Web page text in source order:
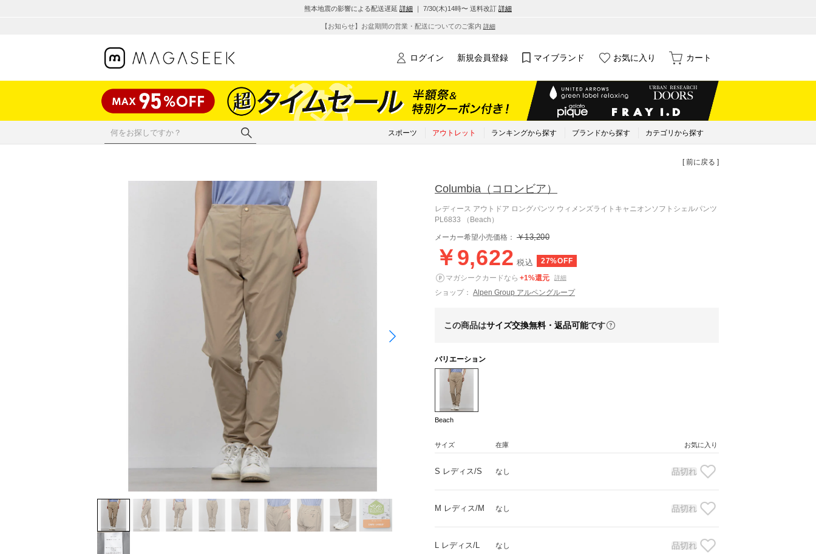
熊本地震の影響による配送遅延 詳細 ｜ 7/30(木)14時〜 送料改訂 詳細
【お知らせ】お盆期間の営業・配送についてのご案内 詳細
ログイン 新規会員登録 マイブランド お気に入り カート
スポーツ アウトレット ランキングから探す ブランドから探す カテゴリから探す
[ 前に戻る ]
Columbia （コロンビア）
レディース アウトドア ロングパンツ ウィメンズライトキャニオンソフトシェルパンツ
PL6833 （Beach）
メーカー希望小売価格： ￥13,200
￥9,622 税込
27%OFF
マガシークカードなら +1%還元 詳細
ショップ： Alpen Group アルペングループ
この商品はサイズ交換無料・返品可能です
バリエーション
Beach
サイズ 在庫 お気に入り
S レディス/S なし 品切れ
M レディス/M なし 品切れ
L レディス/L なし 品切れ